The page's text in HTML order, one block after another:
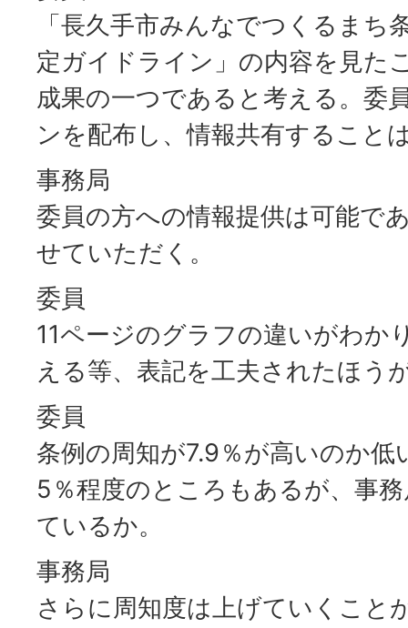
「長久手市みんなでつくるまち
定ガイドライン」の内容を見た
成果の一つであると考える。委
ンを配布し、情報共有すること
事務局
委員の方への情報提供は可能で
せていただく。
委員
11ページのグラフの違いがわか
える等、表記を工夫されたほう
委員
条例の周知が7.9％が高いのか
5％程度のところもあるが、事
ているか。
事務局
さらに周知度は上げていくこと